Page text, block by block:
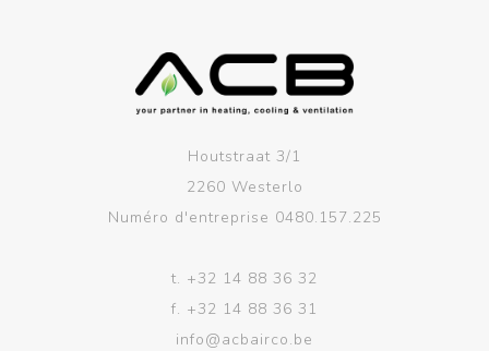
Houtstraat 3/1
2260 Westerlo
Numéro d'entreprise 0480.157.225
t. +32 14 88 36 32
f. +32 14 88 36 31
info@acbairco.be